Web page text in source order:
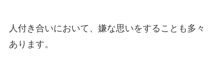
人付き合いにおいて、嫌な思いをすることも多々
あります。